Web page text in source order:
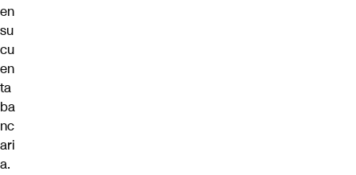
en
su
cu
en
ta
ba
nc
ari
a.